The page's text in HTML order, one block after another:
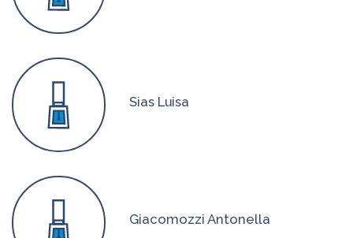
Sias Luisa
Giacomozzi Antonella